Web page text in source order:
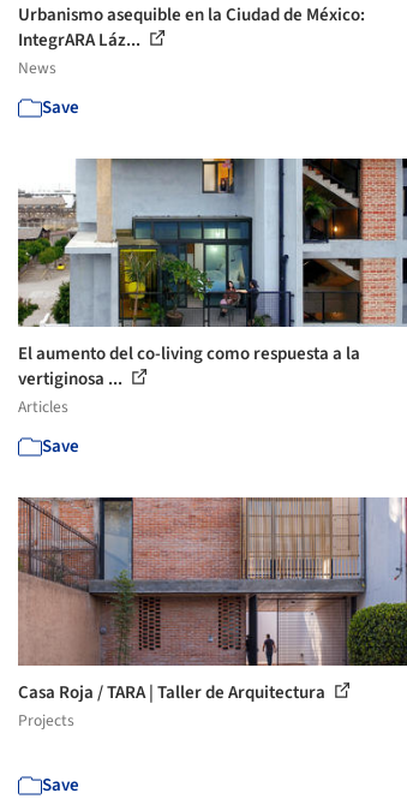
Urbanismo asequible en la Ciudad de México:
IntegrARA Láz...
News
Save
El aumento del co-living como respuesta a la
vertiginosa ...
Articles
Save
Casa Roja / TARA | Taller de Arquitectura
Projects
Save